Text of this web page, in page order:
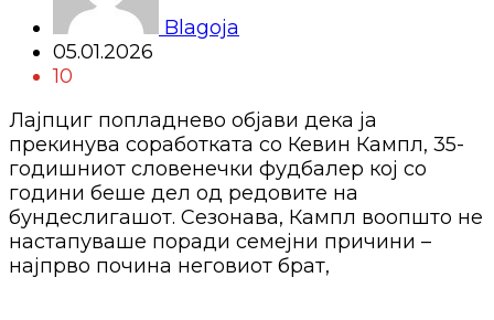
Blagoja
05.01.2026
10
Лајпциг попладнево објави дека ја
прекинува соработката со Кевин Кампл, 35-
годишниот словенечки фудбалер кој со
години беше дел од редовите на
бундеслигашот. Сезонава, Кампл воопшто не
настапуваше поради семејни причини –
најпрво почина неговиот брат,